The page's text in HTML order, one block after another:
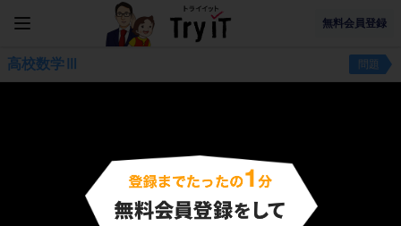
無料会員登録
高校数学Ⅲ 問題